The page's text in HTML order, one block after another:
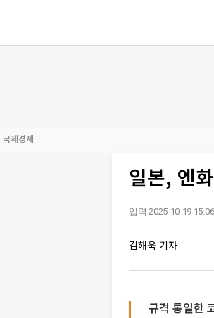
국제경제
일본, 엔
입력 2025-10-19 15:06
김해욱 기자
규격 통일한